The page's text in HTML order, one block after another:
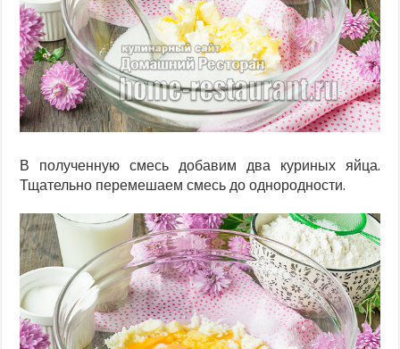
В полученную смесь добавим два куриных яйца.
Тщательно перемешаем смесь до однородности.